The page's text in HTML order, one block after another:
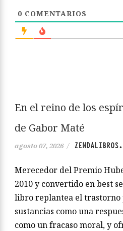
0 COMENTARIOS
En el reino de los
de Gabor Maté
agosto 07, 2026 /
Merecedor del Premio
2010 y convertido en best
libro replantea el trastorno
sustancias como una
como un fracaso moral, y